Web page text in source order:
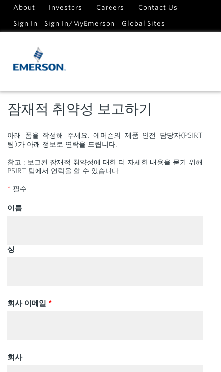
About Investors Careers Contact Us
Sign In Sign In/MyEmerson Global Sites
잠재적 취약성 보고하기
아래 폼을 작성해 주세요. 에머슨의 제품 안전 담당자(PSIRT
팀)가 아래 정보로 연락을 드립니다.
참고 : 보고된 잠재적 취약성에 대한 더 자세한 내용을 묻기 위해
PSIRT 팀에서 연락을 할 수 있습니다
* 필수
이름
성
회사 이메일 *
회사